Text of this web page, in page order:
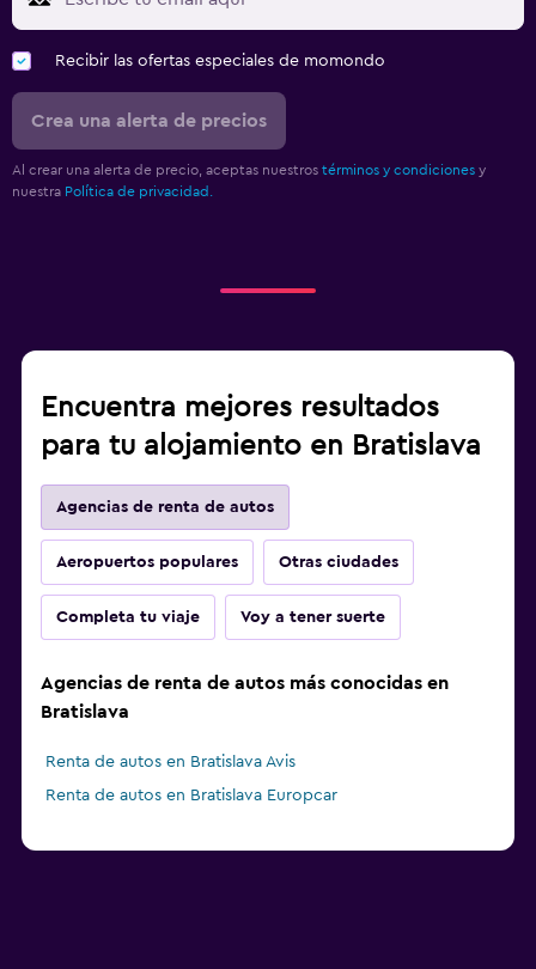
Recibir las ofertas especiales de momondo
Crea una alerta de precios
Al crear una alerta de precio, aceptas nuestros términos y condiciones y
nuestra Política de privacidad.
Encuentra mejores resultados
para tu alojamiento en Bratislava
Agencias de renta de autos
Aeropuertos populares Otras ciudades
Completa tu viaje Voy a tener suerte
Agencias de renta de autos más conocidas en
Bratislava
Renta de autos en Bratislava Avis
Renta de autos en Bratislava Europcar